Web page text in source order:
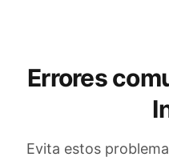
Errores
Evita estos